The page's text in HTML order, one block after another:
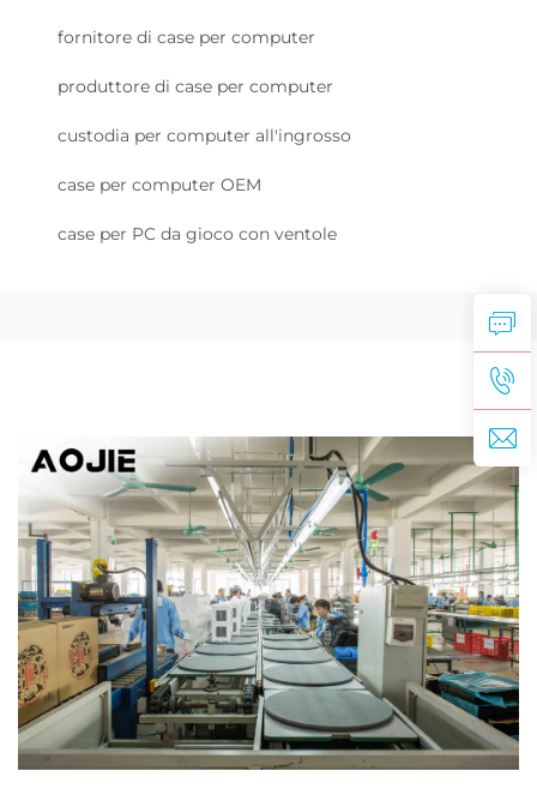
fornitore di case per computer
produttore di case per computer
custodia per computer all'ingrosso
case per computer OEM
case per PC da gioco con ventole